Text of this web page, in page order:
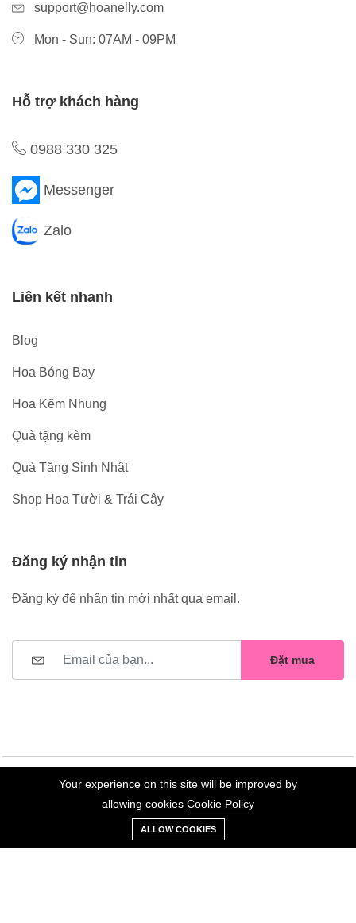
support@hoanelly.com
Mon - Sun: 07AM - 09PM
Hỗ trợ khách hàng
0988 330 325
Messenger
Zalo
Liên kết nhanh
Blog
Hoa Bóng Bay
Hoa Kẽm Nhung
Quà tặng kèm
Quà Tặng Sinh Nhật
Shop Hoa Tười & Trái Cây
Đăng ký nhận tin
Đăng ký để nhận tin mới nhất qua email.
Đặt mua
©2023 Hoa Nelly . All Rights Reserved.
0
Xe
đẩy
Danh sách
yêu thích
Your experience on this site will be improved by
allowing cookies Cookie Policy
ALLOW COOKIES